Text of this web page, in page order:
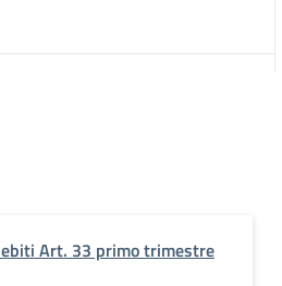
Art. 33 primo trimestre